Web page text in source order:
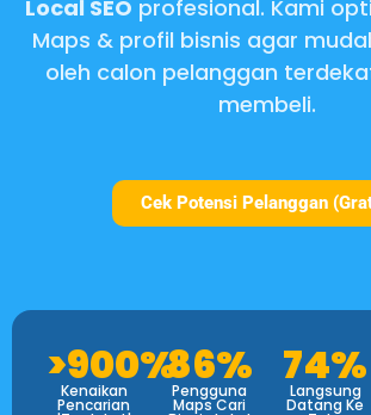
Local SEO profesional. Kami
Maps & profil bisnis agar
oleh calon pelanggan
membeli.
Cek Potensi Pelanggan
>900%
Kenaikan
Pencarian
86%
Pengguna
Maps Cari
74%
Langsung
Datang Ke